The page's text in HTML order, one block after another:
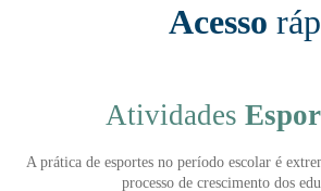
Acesso
Atividades
A prática de esportes no período escolar é
processo de crescimento dos